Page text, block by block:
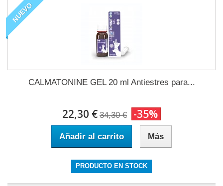
NUEVO
CALMATONINE GEL 20 ml Antiestres para...
22,30 € 34,30 € -35%
Añadir al carrito Más
PRODUCTO EN STOCK